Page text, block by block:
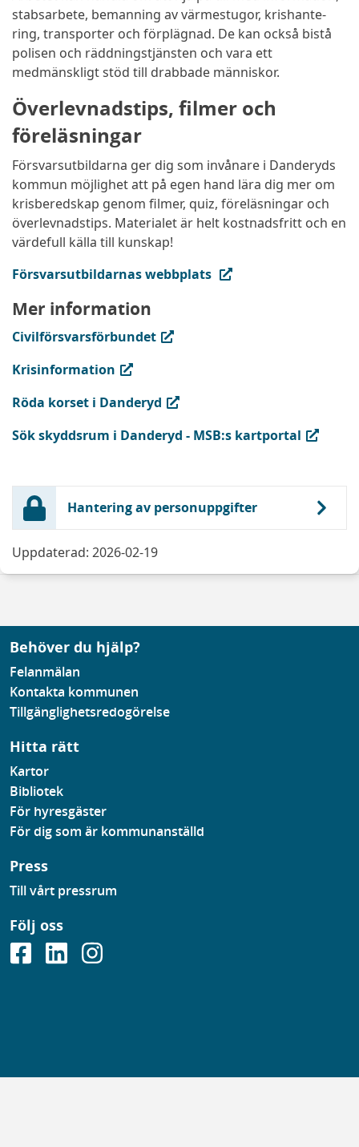
stabsarbete, bemanning av värmestugor, krishante­
ring, transporter och förplägnad. De kan också bistå
polisen och räddningstjänsten och vara ett
medmänskligt stöd till drabbade människor.
Överlevnadstips, filmer och
föreläsningar
Försvarsutbildarna ger dig som invånare i Danderyds
kommun möjlighet att på egen hand lära dig mer om
krisberedskap genom filmer, quiz, föreläsningar och
överlevnadstips. Materialet är helt kostnadsfritt och en
värdefull källa till kunskap!
Försvarsutbildarnas webbplats
(extern länk, öppnas i ny flik)
Mer information
Civilförsvarsförbundet
(extern länk, öppnas i ny flik)
Krisinformation
(extern länk, öppnas i ny flik)
Röda korset i Danderyd
(extern länk, öppnas i ny flik)
Sök skyddsrum i Danderyd - MSB:s kartportal
(extern länk, öppnas i ny flik)
Hantering av personuppgifter
Uppdaterad: 2026-02-19
Behöver du hjälp?
Felanmälan
Kontakta kommunen
Tillgänglighetsredogörelse
Hitta rätt
Kartor
Bibliotek
För hyresgäster
För dig som är kommunanställd
Press
Till vårt pressrum
Följ oss